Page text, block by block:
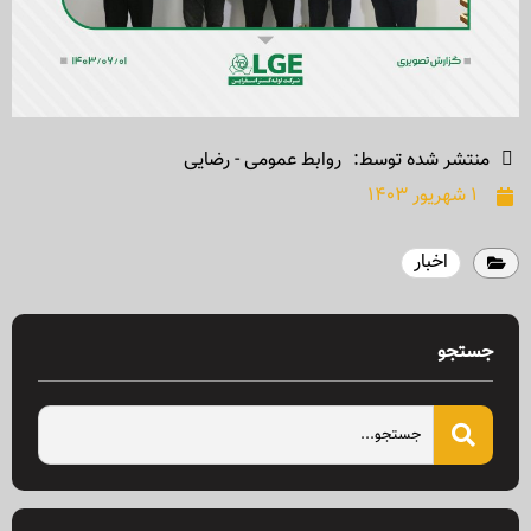
منتشر شده توسط: روابط عمومی - رضایی
۱ شهریور ۱۴۰۳
اخبار
جستجو